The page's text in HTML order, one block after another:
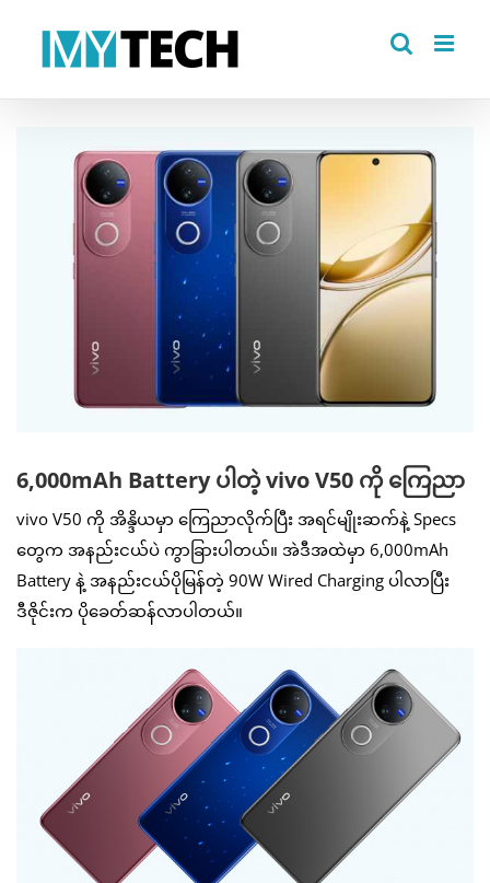
6,000mAh Battery ပါတဲ့ vivo V50 ကို ကြေညာ
vivo V50 ကို အိန္ဒိယမှာ ကြေညာလိုက်ပြီး အရင်မျိုးဆက်နဲ့ Specs
တွေက အနည်းငယ်ပဲ ကွာခြားပါတယ်။ အဲဒီအထဲမှာ 6,000mAh
Battery နဲ့ အနည်းငယ်ပိုမြန်တဲ့ 90W Wired Charging ပါလာပြီး
ဒီဇိုင်းက ပိုခေတ်ဆန်လာပါတယ်။